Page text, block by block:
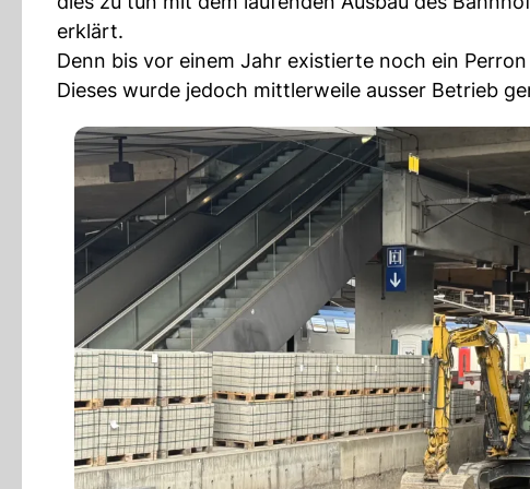
erklärt.
Denn bis vor einem Jahr existierte noch ein Perron
Dieses wurde jedoch mittlerweile ausser Betrieb